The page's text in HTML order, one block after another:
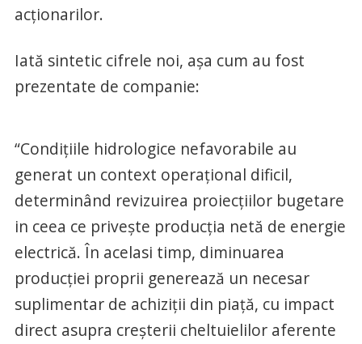
acționarilor.
Iată sintetic cifrele noi, așa cum au fost
prezentate de companie:
“Condițiile hidrologice nefavorabile au
generat un context operațional dificil,
determinând revizuirea proiecțiilor bugetare
in ceea ce privește producția netă de energie
electrică. În acelasi timp, diminuarea
producției proprii generează un necesar
suplimentar de achiziții din piață, cu impact
direct asupra creșterii cheltuielilor aferente